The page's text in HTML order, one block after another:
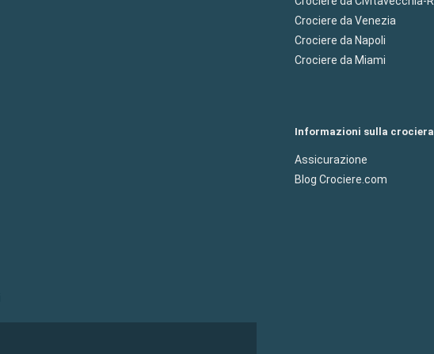
Crociere da Venezia
Crociere da Napoli
Crociere da Miami
Informazioni sulla crociera
Assicurazione
Blog Crociere.com